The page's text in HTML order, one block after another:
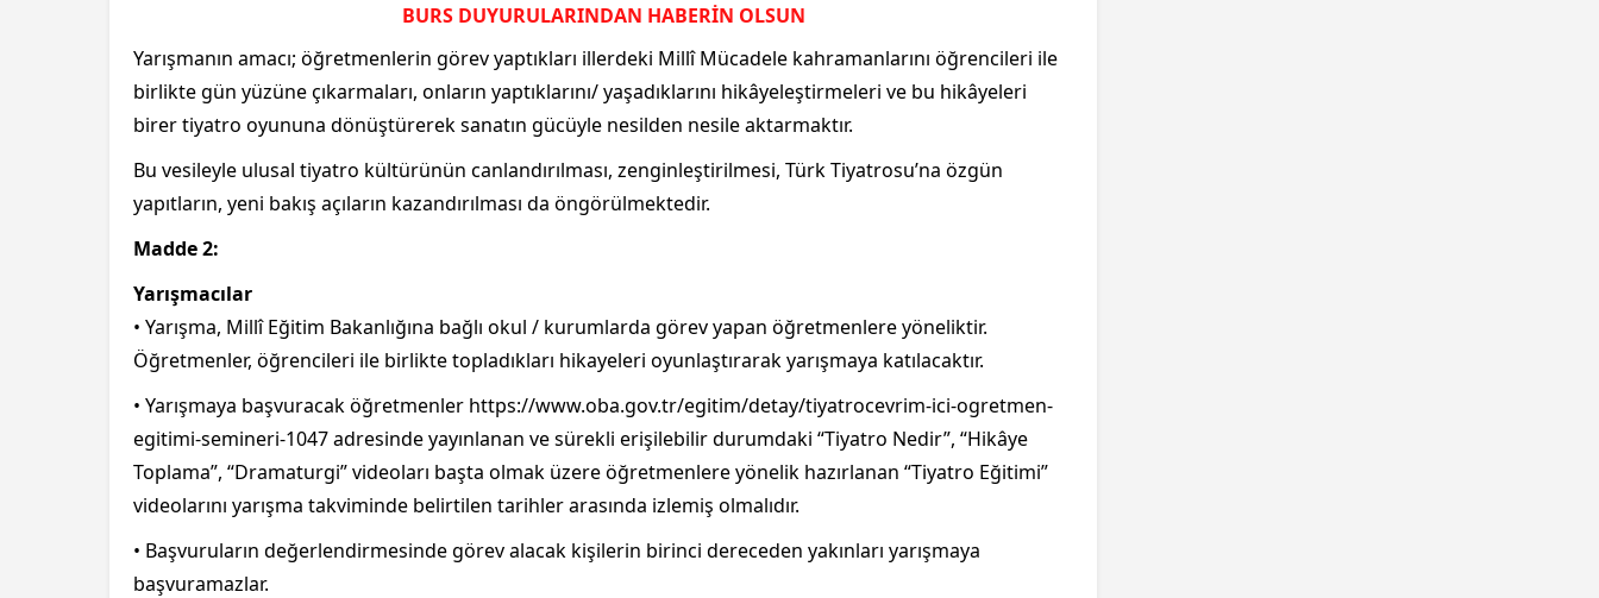
BURS DUYURULARINDAN HABERİN OLSUN
Yarışmanın amacı; öğretmenlerin görev yaptıkları illerdeki Millî Mücadele kahramanlarını öğrencileri ile
birlikte gün yüzüne çıkarmaları, onların yaptıklarını/ yaşadıklarını hikâyeleştirmeleri ve bu hikâyeleri
birer tiyatro oyununa dönüştürerek sanatın gücüyle nesilden nesile aktarmaktır.
Bu vesileyle ulusal tiyatro kültürünün canlandırılması, zenginleştirilmesi, Türk Tiyatrosu’na özgün
yapıtların, yeni bakış açıların kazandırılması da öngörülmektedir.
Madde 2:
Yarışmacılar
• Yarışma, Millî Eğitim Bakanlığına bağlı okul / kurumlarda görev yapan öğretmenlere yöneliktir.
Öğretmenler, öğrencileri ile birlikte topladıkları hikayeleri oyunlaştırarak yarışmaya katılacaktır.
• Yarışmaya başvuracak öğretmenler https://www.oba.gov.tr/egitim/detay/tiyatrocevrim-ici-ogretmen-
egitimi-semineri-1047 adresinde yayınlanan ve sürekli erişilebilir durumdaki “Tiyatro Nedir”, “Hikâye
Toplama”, “Dramaturgi” videoları başta olmak üzere öğretmenlere yönelik hazırlanan “Tiyatro Eğitimi”
videolarını yarışma takviminde belirtilen tarihler arasında izlemiş olmalıdır.
• Başvuruların değerlendirmesinde görev alacak kişilerin birinci dereceden yakınları yarışmaya
başvuramazlar.